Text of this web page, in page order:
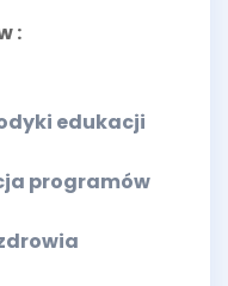
:
edukacji
programów